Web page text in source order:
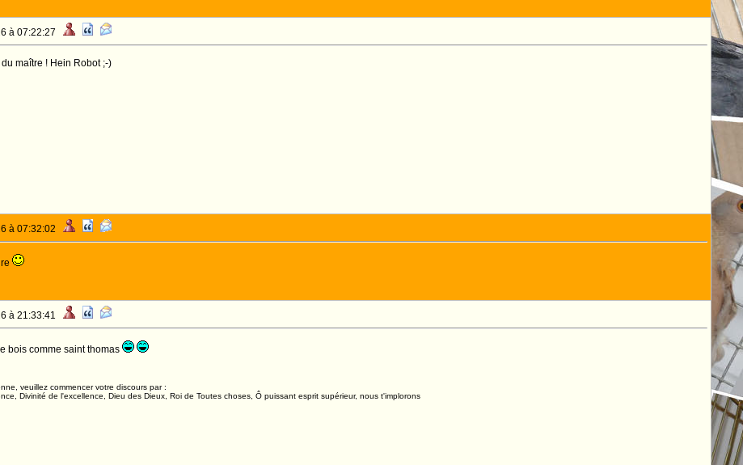
à 07:22:27
maître ! Hein Robot ;-)
à 07:32:02
à 21:33:41
bois comme saint thomas
veuillez commencer votre discours par :
Divinité de l'excellence, Dieu des Dieux, Roi de Toutes choses, Ô puissant esprit supérieur, nous t'implorons